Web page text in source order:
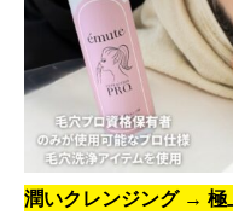
潤いクレンジング →